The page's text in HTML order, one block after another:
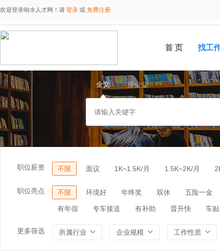
欢迎登录响水人才网！请 登录 或 免费注册
首 页 找工
全文 搜企业
职位薪资 不限 面议 1K~1.5K/月 1.5K~2K/月
职位亮点 不限 环境好 年终奖 双休 五险一金
有年假 专车接送 有补助 晋升快 车贴
更多筛选 所属行业 企业规模 工作性质